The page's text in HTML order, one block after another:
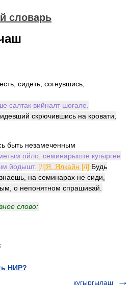
словарь
сидеть, согнувшись,
салтак вийналт шогале.
скрючившись на кровати,
быть незамеченным
ойло, семинарыште кугырген
йодышт. [/i]Я. Ялкайн .[/i] Будь
на семинарах не сиди,
о непонятном спрашивай.
слово:
НИР?
кугыргылаш